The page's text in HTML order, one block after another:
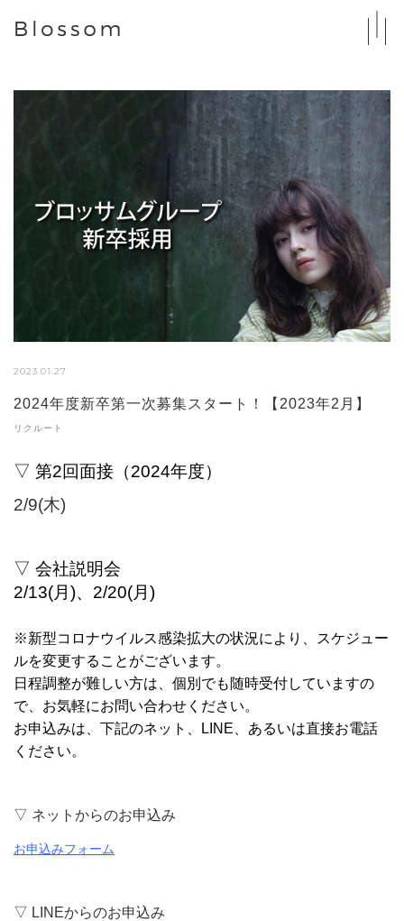
2023.01.27
2024年度新卒第一次募集スタート！【2023年2月】
リクルート
▽ 第2回面接（2024年度）
2/9(木)
▽ 会社説明会
2/13(月)、2/20(月)
※新型コロナウイルス感染拡大の状況により、スケジュー
ルを変更することがございます。
日程調整が難しい方は、個別でも随時受付していますの
で、お気軽にお問い合わせください。
お申込みは、下記のネット、LINE、あるいは直接お電話
ください。
▽ ネットからのお申込み
お申込みフォーム
▽ LINEからのお申込み